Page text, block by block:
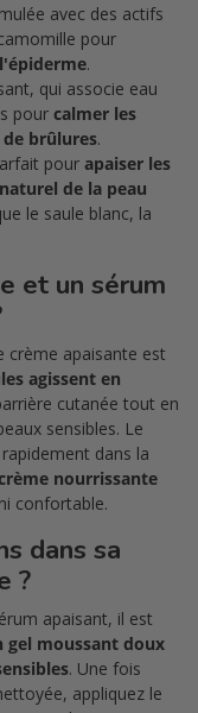
avec des actifs
pour
.
qui associe eau
pour calmer les
brûlures.
pour apaiser les
de la peau
le saule blanc, la
et un sérum
crème apaisante est
agissent en
cutanée tout en
sensibles. Le
dans la
nourrissante
confortable.
dans sa
?
apaisant, il est
gel moussant doux
. Une fois
appliquez le